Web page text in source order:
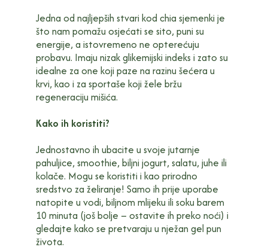
Jedna od najljepših stvari kod chia sjemenki je
što nam pomažu osjećati se sito, puni su
energije, a istovremeno ne opterećuju
probavu. Imaju nizak glikemijski indeks i zato su
idealne za one koji paze na razinu šećera u
krvi, kao i za sportaše koji žele bržu
regeneraciju mišića.
Kako ih koristiti?
Jednostavno ih ubacite u svoje jutarnje
pahuljice, smoothie, biljni jogurt, salatu, juhe ili
kolače. Mogu se koristiti i kao prirodno
sredstvo za želiranje! Samo ih prije uporabe
natopite u vodi, biljnom mlijeku ili soku barem
10 minuta (još bolje – ostavite ih preko noći) i
gledajte kako se pretvaraju u nježan gel pun
života.